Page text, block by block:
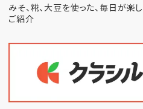
みそ、糀、大豆を使った、毎日が楽
ご紹介